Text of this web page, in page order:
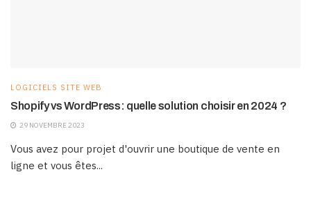
LOGICIELS SITE WEB
Shopify vs WordPress: quelle solution choisir en 2024 ?
29 NOVEMBRE 2023
Vous avez pour projet d'ouvrir une boutique de vente en
ligne et vous êtes...